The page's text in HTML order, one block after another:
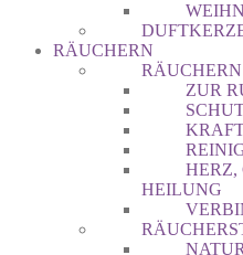
RÄUCHERN
ZUR
HERZ,
HEILUNG